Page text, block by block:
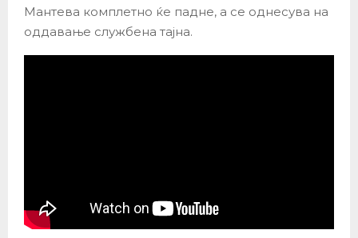
Мантева комплетно ќе падне, а се однесува на
оддавање службена тајна.